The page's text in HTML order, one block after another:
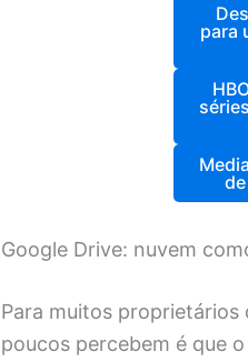
para
Google Drive: nuvem
Para muitos proprietários
poucos percebem é que